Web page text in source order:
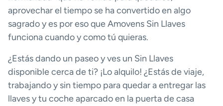
aprovechar el tiempo se ha convertido en algo
sagrado y es por eso que Amovens Sin Llaves
funciona cuando y como tú quieras.
¿Estás dando un paseo y ves un Sin Llaves
disponible cerca de ti? ¡Lo alquilo! ¿Estás de viaje,
trabajando y sin tiempo para quedar a entregar las
llaves y tu coche aparcado en la puerta de casa